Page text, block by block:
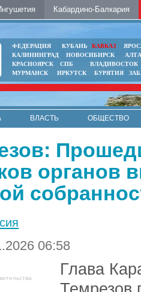
Кабардино-Балкария
ФЕДЕРАЦИЯ КУБАНЬ КАВКАЗ
КАЛИНИНГРАД
НОВОСИБИРСК
КРАСНОЯРСК
СПБ
ВЛАДИВОСТОК
МУРМАНСК
ИРКУТСК БУРЯТИЯ
ВЛАСТЬ
ОБЩЕСТВО
органов
06:58
Глава